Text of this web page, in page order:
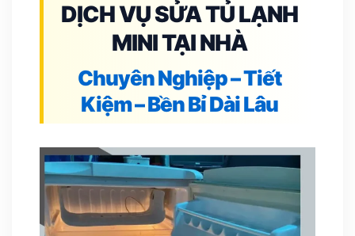
DỊCH VỤ SỬA TỦ LẠNH
MINI TẠI NHÀ
Chuyên Nghiệp – Tiết
Kiệm – Bền Bỉ Dài Lâu